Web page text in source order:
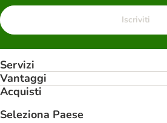
Iscriviti
Servizi
Vantaggi
Acquisti
Seleziona Paese